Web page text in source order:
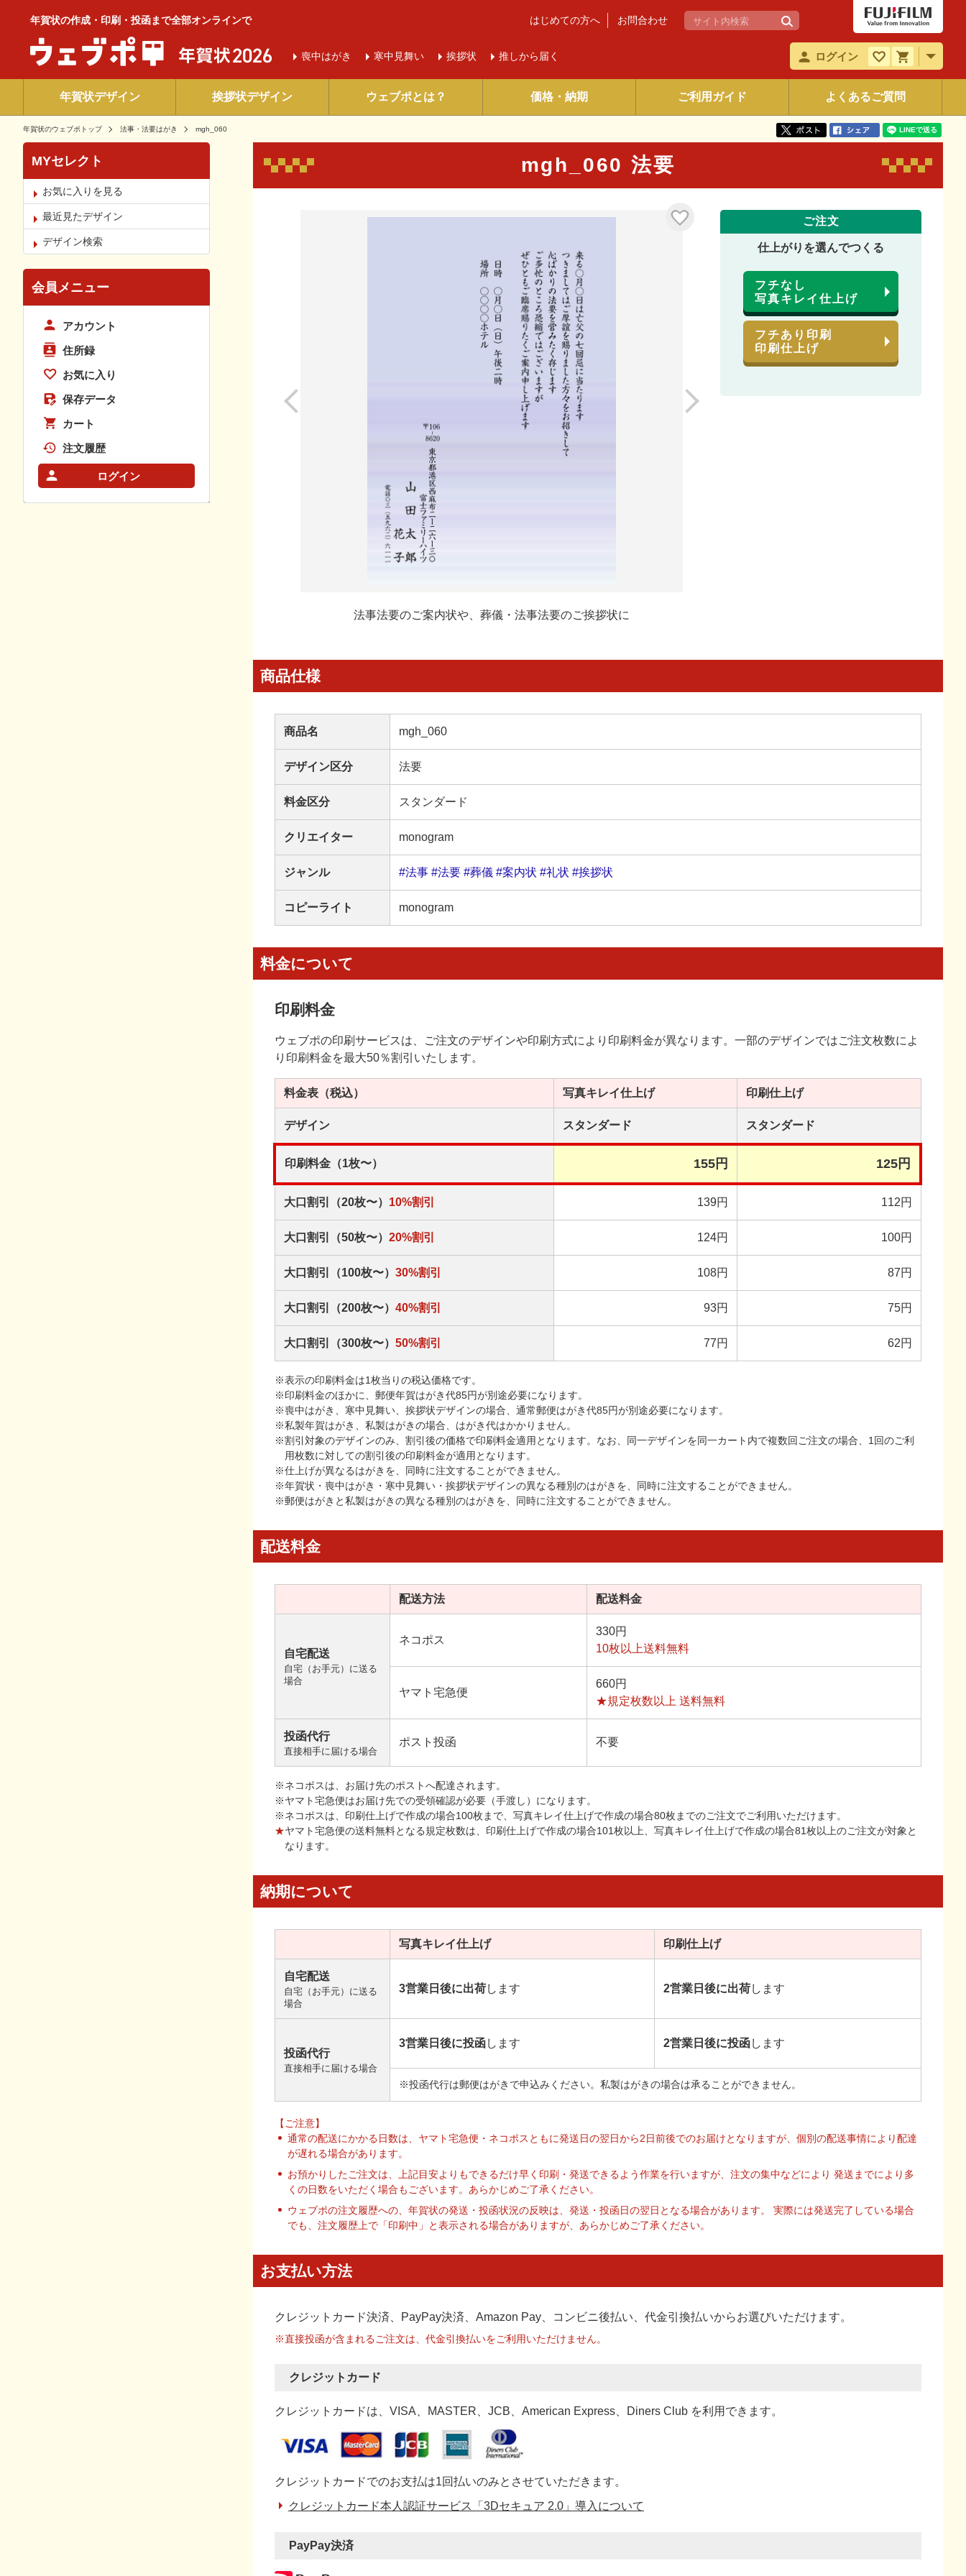
年賀状の作成・印刷・投函まで全部オンラインで
喪中はがき 寒中 見舞い 挨拶状 推しから届く
はじめての方へ お問合わせ
ログイン
年賀状デザイン 挨拶状デザイン ウェブポとは？ 価格・納期 ご利用ガイド よくあるご質問
年賀状のウェブポトップ 法事・法要はがき mgh_060
mgh_060 法要
法事法要のご案内状や、葬儀・法事法要のご挨拶状に
ご注文
仕上がりを選んでつくる
フチなし
写真キレイ仕上げ
フチあり印刷
印刷仕上げ
商品仕様
商品名 mgh_060
デザイン区分 法要
料金区分 スタンダード
クリエイター monogram
ジャンル #法事 #法要 #葬儀 #案内状 #礼状 #挨拶状
コピーライト monogram
料金について
印刷料金
ウェブポの印刷サービスは、ご注文のデザインや印刷方式により印刷料金が異なります。一部のデザインではご注文枚数によ
り印刷料金を最大50％割引いたします。
料金表 （税込） 写真キレイ仕上げ 印刷仕上げ
デザイン スタンダード スタンダード
印刷料金（1枚〜） 155円 125円
大口割引（20枚〜） 10%割引 139円 112円
大口割引（50枚〜） 20%割引 124円 100円
大口割引（100枚〜） 30%割引 108円 87円
大口割引（200枚〜） 40%割引 93円 75円
大口割引（300枚〜） 50%割引 77円 62円
※表示の印刷料金は1枚当りの税込価格です。
※印刷料金のほかに、郵便年賀はがき代85円が別途必要になります。
※喪中はがき、寒中見舞い、挨拶状デザインの場合、通常郵便はがき代85円が別途必要になります。
※私製年賀はがき、私製はがきの場合、はがき代はかかりません。
※割引対象のデザインのみ、割引後の価格で印刷料金適用となります。なお、同一デザインを同一カート内で複数回ご注文の場合、1回のご利
用枚数に対しての割引後の印刷料金が適用となります。
※仕上げが異なるはがきを、同時に注文することができません。
※年賀状・喪中はがき・寒中見舞い・挨拶状デザインの異なる種別のはがきを、同時に注文することができません。
※郵便はがきと私製はがきの異なる種別のはがきを、同時に注文することができません。
配送料金
配送方法 配送料金
自宅配送
自宅（お手元）に送る
場合
ネコポス
330円
10枚以上送料無料
ヤマト宅急便
660円
★規定枚数以上 送料無料
投函代行
直接相手に届ける場合
ポスト投函 不要
※ネコポスは、お届け先のポストへ配達されます。
※ヤマト宅急便はお届け先での受領確認が必要（手渡し）になります。
※ネコポスは、印刷仕上げで作成の場合100枚まで、写真キレイ仕上げで作成の場合80枚までのご注文でご利用いただけます。
★ヤマト宅急便の送料無料となる規定枚数は、印刷仕上げで作成の場合101枚以上、写真キレイ仕上げで作成の場合81枚以上のご注文が対象と
なります。
納期について
写真キレイ仕上げ 印刷仕上げ
自宅配送
自宅（お手元）に送る
場合
3営業日後に出荷します 2営業日後に出荷します
投函代行
直接相手に届ける場合
3営業日後に投函します 2営業日後に投函します
※投函代行は郵便はがきで申込みください。私製はがきの場合は承ることができません。
【ご注意】
通常の配送にかかる日数は、ヤマト宅急便・ネコポスともに発送日の翌日から2日前後でのお届けとなりますが、個別の配送事情により配達
が遅れる場合があります。
お預かりしたご注文は、上記目安よりもできるだけ早く印刷・発送できるよう作業を行いますが、注文の集中などにより 発送までにより多
くの日数をいただく場合もございます。あらかじめご了承ください。
ウェブポの注文履歴への、年賀状の発送・投函状況の反映は、発送・投函日の翌日となる場合があります。 実際には発送完了している場合
でも、注文履歴上で「印刷中」と表示される場合がありますが、あらかじめご了承ください。
お支払い方法
クレジットカード決済、PayPay決済 、Amazon Pay、コンビニ後払い、代金引換払いからお選びいただけます。
※直接投函が含まれるご注文は、代金引換払いをご利用いただけません。
クレジットカード
クレジットカードは、VISA、MASTER、JCB、American Express、Diners Club を利用できます。
クレジットカードでのお支払は1回払いのみとさせていただきます。
クレジットカード本人認証サービス「3Dセキュア 2.0」導入について
PayPay決済
MYセレクト
お気に入りを見る
最近見たデザイン
デザイン検索
会員メニュー
アカウント
住所録
お気に入り
保存データ
カート
注文履歴
ログイン